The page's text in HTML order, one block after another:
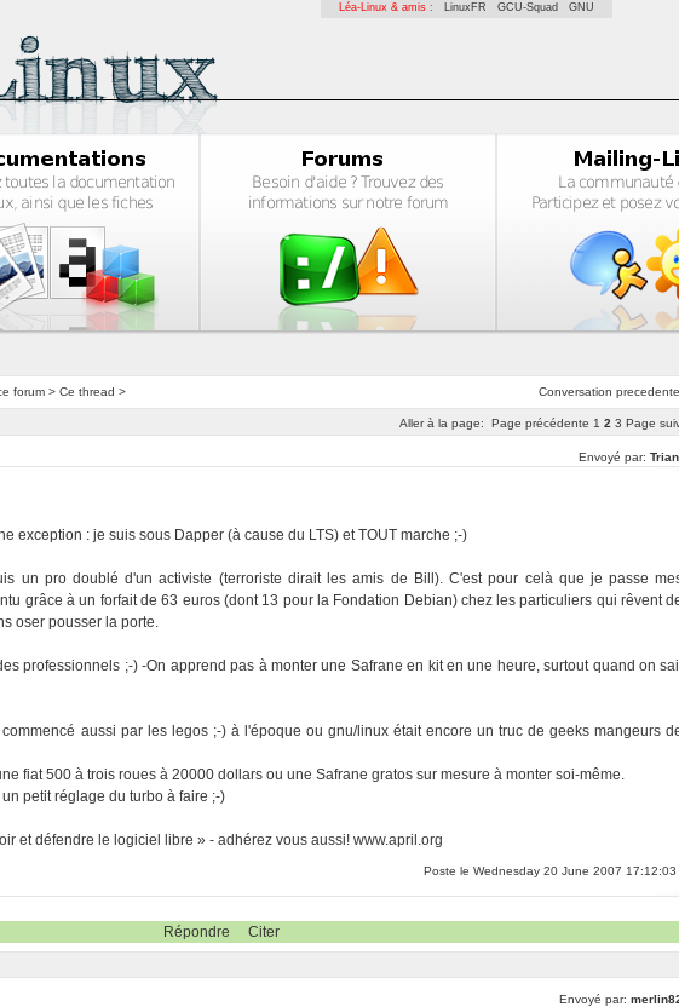
Léa-Linux & amis : LinuxFR GCU-Squad GNU
Conversation precedente
forum> Ce thread >
Aller à la page: Page précédente 1 2 3 Page
Envoyé par:
exception : je suis sous Dapper (à cause du LTS) et TOUT marche ;-)
un pro doublé d'un activiste (terroriste dirait les amis de Bill). C'est pour celà que je passe
grâce à un forfait de 63 euros (dont 13 pour la Fondation Debian) chez les particuliers qui rêvent
oser pousser la porte.
professionnels ;-) -On apprend pas à monter une Safrane en kit en une heure, surtout quand on
aussi par les legos ;-) à l'époque ou gnu/linux était encore un truc de geeks mangeurs
fiat 500 à trois roues à 20000 dollars ou une Safrane gratos sur mesure à monter soi-même.
petit réglage du turbo à faire ;-)
et défendre le logiciel libre » - adhérez vous aussi! www.april.org
Poste le Wednesday 20 June 2007 17:12:03
Répondre Citer
Envoyé par: